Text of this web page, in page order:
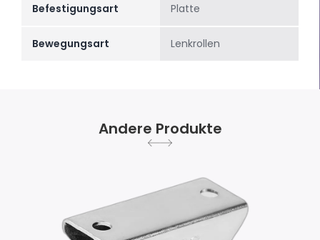
Befestigungsart Platte
Bewegungsart Lenkrollen
Andere Produkte